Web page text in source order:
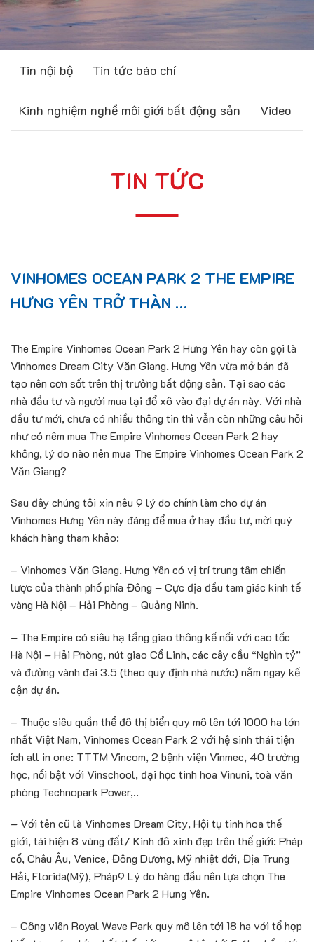
Tin nội bộ Tin tức báo chí
Kinh nghiệm nghề môi giới bất động sản Video
TIN TỨC
VINHOMES OCEAN PARK 2 THE EMPIRE
HƯNG YÊN TRỞ THÀN …
The Empire Vinhomes Ocean Park 2 Hưng Yên hay còn gọi là
Vinhomes Dream City Văn Giang, Hưng Yên vừa mở bán đã
tạo nên cơn sốt trên thị trường bất động sản. Tại sao các
nhà đầu tư và người mua lại đổ xô vào đại dự án này. Với nhà
đầu tư mới, chưa có nhiều thông tin thì vẫn còn những câu hỏi
như có nêm mua The Empire Vinhomes Ocean Park 2 hay
không, lý do nào nên mua The Empire Vinhomes Ocean Park 2
Văn Giang?
Sau đây chúng tôi xin nêu 9 lý do chính làm cho dự án
Vinhomes Hưng Yên này đáng để mua ở hay đầu tư, mời quý
khách hàng tham khảo:
– Vinhomes Văn Giang, Hưng Yên có vị trí trung tâm chiến
lược của thành phố phía Đông – Cực địa đầu tam giác kinh tế
vàng Hà Nội – Hải Phòng – Quảng Ninh.
– The Empire có siêu hạ tầng giao thông kế nối với cao tốc
Hà Nội – Hải Phòng, nút giao Cổ Linh, các cây cầu “Nghìn tỷ”
và đường vành đai 3.5 (theo quy định nhà nước) nằm ngay kế
cận dự án.
– Thuộc siêu quần thể đô thị biển quy mô lên tới 1000 ha lớn
nhất Việt Nam, Vinhomes Ocean Park 2 với hệ sinh thái tiện
ích all in one: TTTM Vincom, 2 bệnh viện Vinmec, 40 trường
học, nổi bật với Vinschool, đại học tinh hoa Vinuni, toà văn
phòng Technopark Power,..
– Với tên cũ là Vinhomes Dream City, Hội tụ tinh hoa thế
giới, tái hiện 8 vùng đất/ Kinh đô xinh đẹp trên thế giới: Pháp
cổ, Châu Âu, Venice, Đông Dương, Mỹ nhiệt đới, Địa Trung
Hải, Florida(Mỹ), Pháp9 Lý do hàng đầu nên lựa chọn The
Empire Vinhomes Ocean Park 2 Hưng Yên.
– Công viên Royal Wave Park quy mô lên tới 18 ha với tổ hợp